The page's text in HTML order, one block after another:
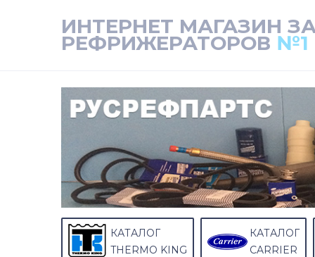
ИНТЕРНЕТ МАГАЗИН
РЕФРИЖЕРАТОРОВ №1
КАТАЛОГ
THERMO KING
КАТАЛОГ
CARRIER